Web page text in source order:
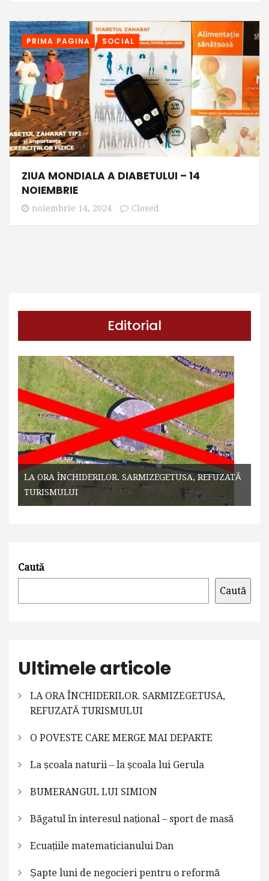
PRIMA PAGINA SOCIAL
ZIUA MONDIALA A DIABETULUI – 14
NOIEMBRIE
noiembrie 14, 2024 Closed
Editorial
LA ORA ÎNCHIDERILOR. SARMIZEGETUSA, REFUZATĂ
TURISMULUI
Caută
Caută
Ultimele articole
LA ORA ÎNCHIDERILOR. SARMIZEGETUSA,
REFUZATĂ TURISMULUI
O POVESTE CARE MERGE MAI DEPARTE
La școala naturii – la școala lui Gerula
BUMERANGUL LUI SIMION
Băgatul în interesul național – sport de masă
Ecuațiile matematicianului Dan
Șapte luni de negocieri pentru o reformă